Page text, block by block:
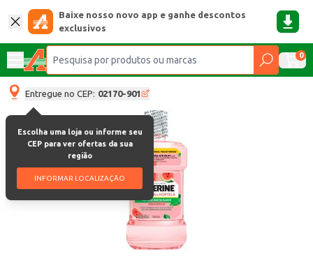
Baixe nosso novo app e ganhe descontos
exclusivos
0
Entregue no CEP: 02170-901
Escolha uma loja ou informe seu
CEP para ver ofertas da sua
região
INFORMAR LOCALIZAÇÃO